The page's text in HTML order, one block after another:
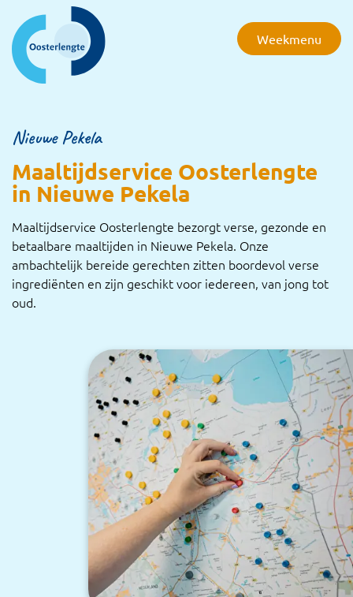
Weekmenu
Nieuwe Pekela
Maaltijdservice Oosterlengte
in Nieuwe Pekela
Maaltijdservice Oosterlengte bezorgt verse, gezonde en
betaalbare maaltijden in Nieuwe Pekela. Onze
ambachtelijk bereide gerechten zitten boordevol verse
ingrediënten en zijn geschikt voor iedereen, van jong tot
oud.